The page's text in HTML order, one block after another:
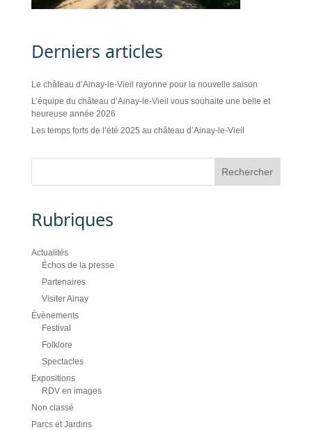
Derniers articles
Le château d’Ainay-le-Vieil rayonne pour la nouvelle saison
L’équipe du château d’Ainay-le-Vieil vous souhaite une belle et
heureuse année 2026
Les temps forts de l’été 2025 au château d’Ainay-le-Vieil
Rubriques
Actualités
Échos de la presse
Partenaires
Visiter Ainay
Évènements
Festival
Folklore
Spectacles
Expositions
RDV en images
Non classé
Parcs et Jardins